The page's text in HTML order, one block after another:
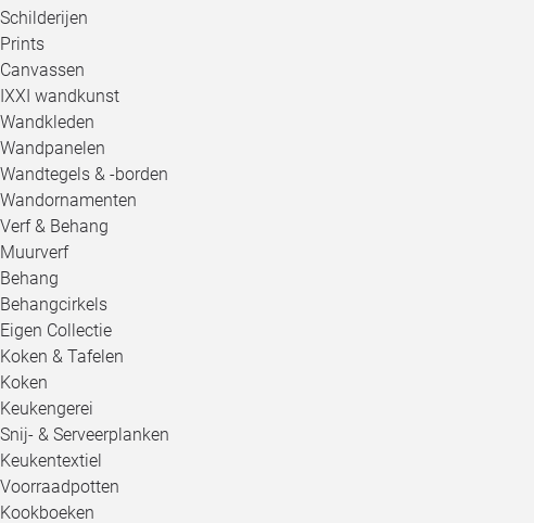
Schilderijen
Prints
Canvassen
IXXI wandkunst
Wandkleden
Wandpanelen
Wandtegels & -borden
Wandornamenten
Verf & Behang
Muurverf
Behang
Behangcirkels
Eigen Collectie
Koken & Tafelen
Koken
Keukengerei
Snij- & Serveerplanken
Keukentextiel
Voorraadpotten
Kookboeken